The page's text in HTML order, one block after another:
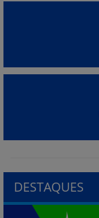
DESTAQUES